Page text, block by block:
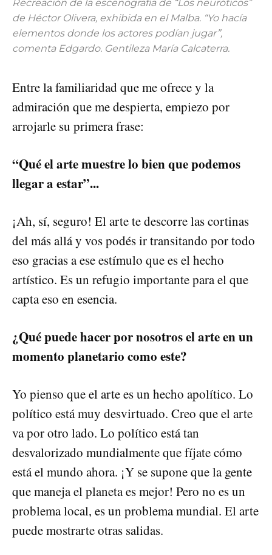
Recreación de la escenografía de “Los neuróticos”
de Héctor Olivera, exhibida en el Malba. “Yo hacía
elementos donde los actores podían jugar”,
comenta Edgardo. Gentileza María Calcaterra.
Entre la familiaridad que me ofrece y la
admiración que me despierta, empiezo por
arrojarle su primera frase:
“Qué el arte muestre lo bien que podemos
llegar a estar”...
¡Ah, sí, seguro! El arte te descorre las cortinas
del más allá y vos podés ir transitando por todo
eso gracias a ese estímulo que es el hecho
artístico. Es un refugio importante para el que
capta eso en esencia.
¿Qué puede hacer por nosotros el arte en un
momento planetario como este?
Yo pienso que el arte es un hecho apolítico. Lo
político está muy desvirtuado. Creo que el arte
va por otro lado. Lo político está tan
desvalorizado mundialmente que fíjate cómo
está el mundo ahora. ¡Y se supone que la gente
que maneja el planeta es mejor! Pero no es un
problema local, es un problema mundial. El arte
puede mostrarte otras salidas.